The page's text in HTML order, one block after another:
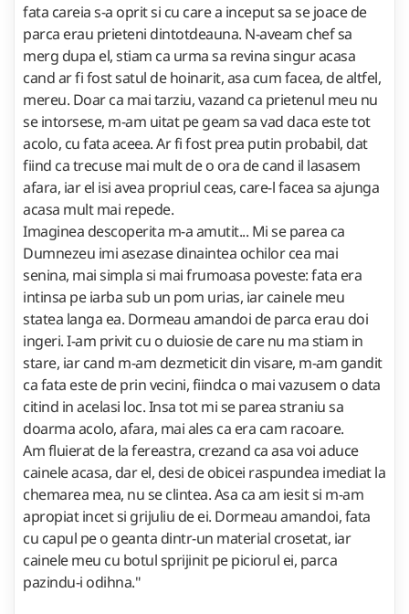
fata careia s-a oprit si cu care a inceput sa se joace de
parca erau prieteni dintotdeauna. N-aveam chef sa
merg dupa el, stiam ca urma sa revina singur acasa
cand ar fi fost satul de hoinarit, asa cum facea, de altfel,
mereu. Doar ca mai tarziu, vazand ca prietenul meu nu
se intorsese, m-am uitat pe geam sa vad daca este tot
acolo, cu fata aceea. Ar fi fost prea putin probabil, dat
fiind ca trecuse mai mult de o ora de cand il lasasem
afara, iar el isi avea propriul ceas, care-l facea sa ajunga
acasa mult mai repede.
Imaginea descoperita m-a amutit... Mi se parea ca
Dumnezeu imi asezase dinaintea ochilor cea mai
senina, mai simpla si mai frumoasa poveste: fata era
intinsa pe iarba sub un pom urias, iar cainele meu
statea langa ea. Dormeau amandoi de parca erau doi
ingeri. I-am privit cu o duiosie de care nu ma stiam in
stare, iar cand m-am dezmeticit din visare, m-am gandit
ca fata este de prin vecini, fiindca o mai vazusem o data
citind in acelasi loc. Insa tot mi se parea straniu sa
doarma acolo, afara, mai ales ca era cam racoare.
Am fluierat de la fereastra, crezand ca asa voi aduce
cainele acasa, dar el, desi de obicei raspundea imediat la
chemarea mea, nu se clintea. Asa ca am iesit si m-am
apropiat incet si grijuliu de ei. Dormeau amandoi, fata
cu capul pe o geanta dintr-un material crosetat, iar
cainele meu cu botul sprijinit pe piciorul ei, parca
pazindu-i odihna."